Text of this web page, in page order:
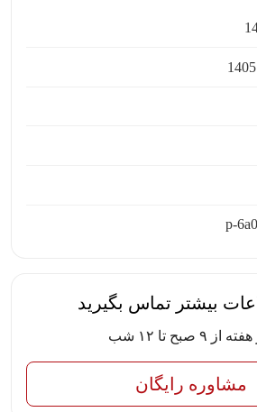
بیشتر تماس بگیرید
۹ صبح تا ۱۲ شب
مشاوره رایگان